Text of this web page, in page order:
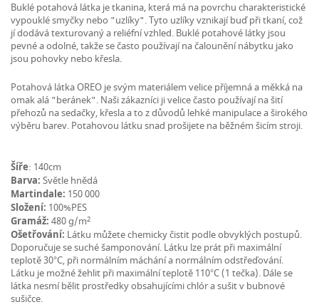
Buklé potahová látka je tkanina, která má na povrchu charakteristické
vypouklé smyčky nebo "uzlíky". Tyto uzlíky vznikají buď při tkaní, což
jí dodává texturovaný a reliéfní vzhled. Buklé potahové látky jsou
pevné a odolné, takže se často používají na čalounění nábytku jako
jsou pohovky nebo křesla.
Potahová látka OREO je svým materiálem velice příjemná a měkká na
omak alá "beránek". Naši zákazníci ji velice často používají na šití
přehozů na sedačky, křesla a to z důvodů lehké manipulace a širokého
výběru barev. Potahovou látku snad prošijete na běžném šicím stroji.
Šíře: 140cm
Barva: Světle hnědá
Martindale: 150 000
Složení: 100%PES
Gramáž: 480 g/m2
Ošetřování: Látku můžete chemicky čistit podle obvyklých postupů.
Doporučuje se suché šamponování. Látku lze prát při maximální
teplotě 30°C, při normálním máchání a normálním odstřeďování.
Látku je možné žehlit při maximální teplotě 110°C (1 tečka). Dále se
látka nesmí bělit prostředky obsahujícími chlór a sušit v bubnové
sušičce.